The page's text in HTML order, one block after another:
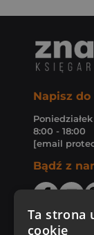
Napisz do
8:00 - 18:00
[email
Bądź z
Ta strona
cookie